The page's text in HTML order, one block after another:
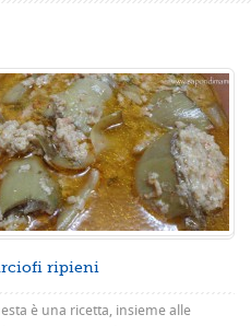
ripieni
è una ricetta, insieme alle